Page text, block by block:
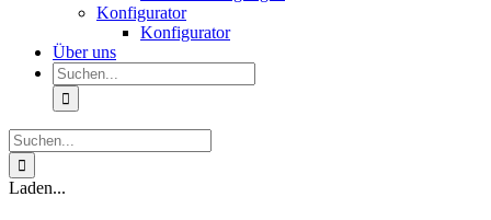
Konfigurator
Konfigurator
Über uns
Suche
nach:
Suche
nach:
Laden...